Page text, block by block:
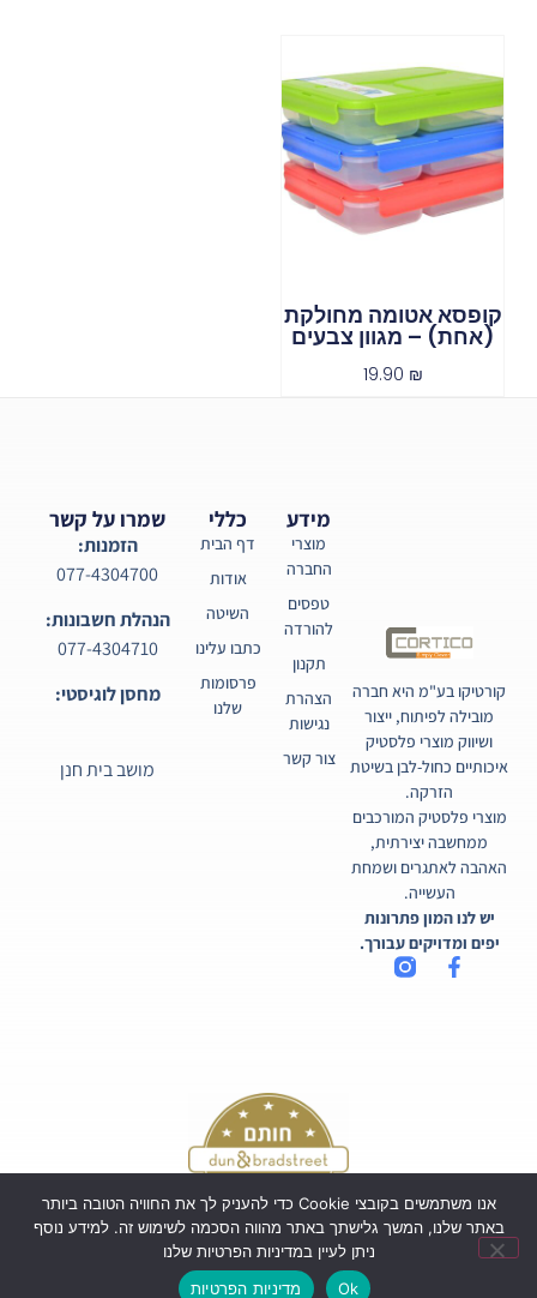
קופסא אטומה מחולקת
(אחת) – מגוון צבעים
19.90 ₪
קורטיקו בע"מ היא חברה
מובילה לפיתוח, ייצור
ושיווק מוצרי פלסטיק
איכותיים כחול-לבן בשיטת
הזרקה.
מוצרי פלסטיק המורכבים
ממחשבה יצירתית,
האהבה לאתגרים ושמחת
העשייה.
יש לנו המון פתרונות
יפים ומדויקים עבורך.
כללי
דף הבית
אודות
השיטה
כתבו עלינו
פרסומות
שלנו
מידע
מוצרי
החברה
טפסים
להורדה
תקנון
הצהרת
נגישות
צור קשר
שמרו על קשר
הזמנות:
077-4304700
הנהלת חשבונות:
077-4304710
מחסן לוגיסטי:
מושב בית חנן
כל הזכויות שמורות לקורטיקו בע"מ ©
אנו משתמשים בקובצי Cookie כדי להעניק לך את החוויה הטובה ביותר
באתר שלנו, המשך גלישתך באתר מהווה הסכמה לשימוש זה. למידע נוסף
ניתן לעיין במדיניות הפרטיות שלנו
Ok
מדיניות הפרטיות